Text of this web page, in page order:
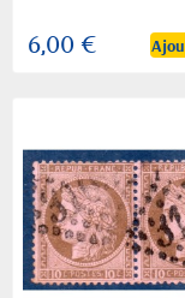
6,00 €